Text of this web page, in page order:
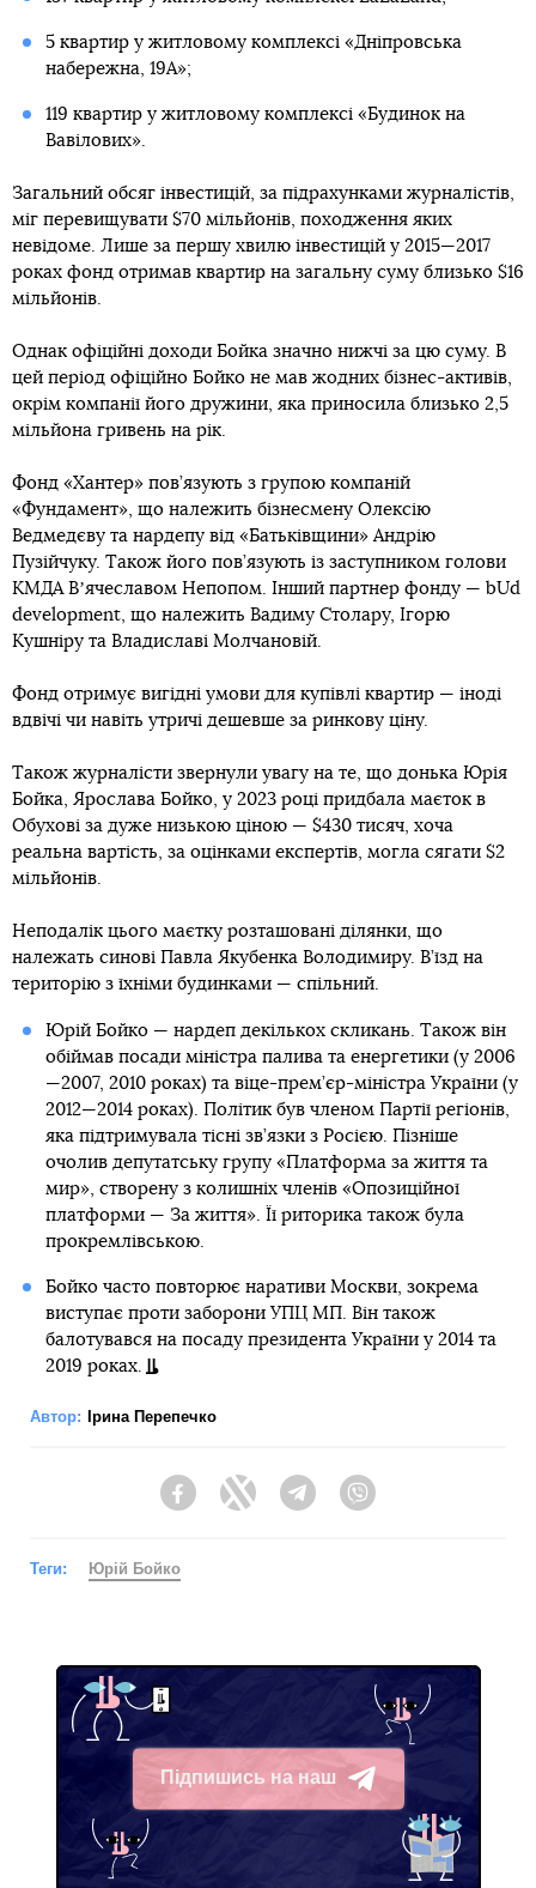
5 квартир у житловому комплексі «Дніпровська
набережна, 19А»;
119 квартир у житловому комплексі «Будинок на
Вавілових».
Загальний обсяг інвестицій, за підрахунками журналістів,
міг перевищувати $70 мільйонів, походження яких
невідоме. Лише за першу хвилю інвестицій у 2015—2017
роках фонд отримав квартир на загальну суму близько $16
мільйонів.
Однак офіційні доходи Бойка значно нижчі за цю суму. В
цей період офіційно Бойко не мав жодних бізнес-активів,
окрім компанії його дружини, яка приносила близько 2,5
мільйона гривень на рік.
Фонд «Хантер» пов’язують з групою компаній
«Фундамент», що належить бізнесмену Олексію
Ведмедєву та нардепу від «Батьківщини» Андрію
Пузійчуку. Також його пов’язують із заступником голови
КМДА Вʼячеславом Непопом. Інший партнер фонду — bUd
development, що належить Вадиму Столару, Ігорю
Кушніру та Владиславі Молчановій.
Фонд отримує вигідні умови для купівлі квартир — іноді
вдвічі чи навіть утричі дешевше за ринкову ціну.
Також журналісти звернули увагу на те, що донька Юрія
Бойка, Ярослава Бойко, у 2023 році придбала маєток в
Обухові за дуже низькою ціною — $430 тисяч, хоча
реальна вартість, за оцінками експертів, могла сягати $2
мільйонів.
Неподалік цього маєтку розташовані ділянки, що
належать синові Павла Якубенка Володимиру. В’їзд на
територію з їхніми будинками — спільний.
Юрій Бойко — нардеп декількох скликань. Також він
обіймав посади міністра палива та енергетики (у 2006
—2007, 2010 роках) та віце-прем’єр-міністра України (у
2012—2014 роках). Політик був членом Партії регіонів,
яка підтримувала тісні зв’язки з Росією. Пізніше
очолив депутатську групу «Платформа за життя та
мир», створену з колишніх членів «Опозиційної
платформи — За життя». Її риторика також була
прокремлівською.
Бойко часто повторює наративи Москви, зокрема
виступає проти заборони УПЦ МП. Він також
балотувався на посаду президента України у 2014 та
2019 роках.
Автор: Ірина Перепечко
FacebookTwitter Telegram
Теги: Юрій Бойко
Підпишись на наш
Telegram